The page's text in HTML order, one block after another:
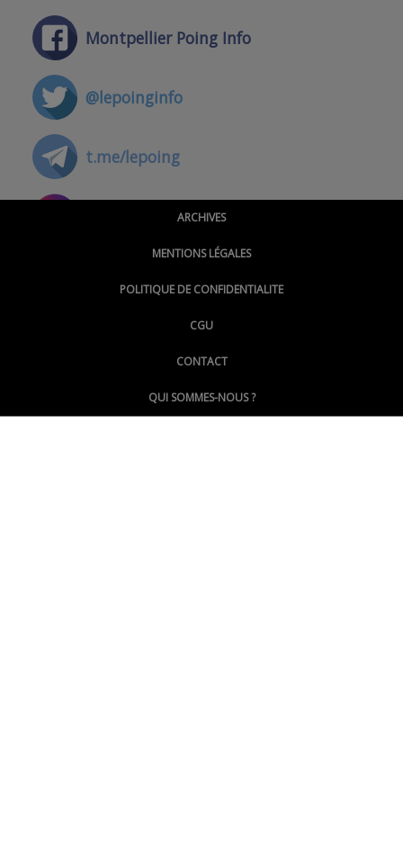
Montpellier Poing Info
@lepoinginfo
t.me/lepoing
@montpellierpoinginfo
@LePoingMontpellier
ARCHIVES
MENTIONS LÉGALES
POLITIQUE DE CONFIDENTIALITE
CGU
CONTACT
QUI SOMMES-NOUS ?